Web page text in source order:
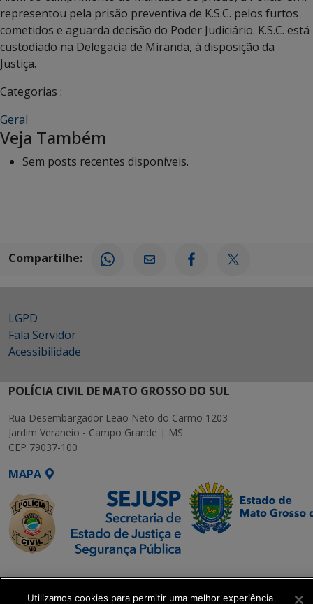
representou pela prisão preventiva de K.S.C. pelos furtos
cometidos e aguarda decisão do Poder Judiciário. K.S.C. está
custodiado na Delegacia de Miranda, à disposição da
Justiça.
Categorias :
Geral
Veja Também
Sem posts recentes disponíveis.
Compartilhe:
LGPD
Fala Servidor
Acessibilidade
POLÍCIA CIVIL DE MATO GROSSO DO SUL
Rua Desembargador Leão Neto do Carmo 1203
Jardim Veraneio - Campo Grande | MS
CEP 79037-100
MAPA
SETDIG | Secretaria-
Executiva de
Utilizamos cookies para permitir uma melhor experiência